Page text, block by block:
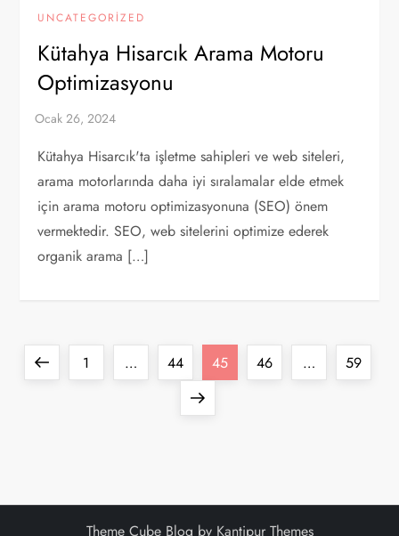
UNCATEGORIZED
Kütahya Hisarcık Arama Motoru
Optimizasyonu
Kütahya Hisarcık'ta işletme sahipleri ve web siteleri,
arama motorlarında daha iyi sıralamalar elde etmek
için arama motoru optimizasyonuna (SEO) önem
vermektedir. SEO, web sitelerini optimize ederek
organik arama […]
Y PreviousPage
1 … Page
44 Page
45 Page
46 … Page
59
Next
Theme Cube Blog by Kantipur Themes